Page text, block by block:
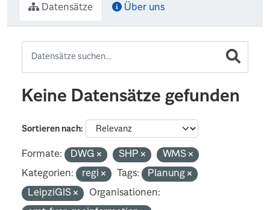
Datensätze Über uns
Keine Datensätze gefunden
Sortieren nach
Formate: DWG SHP
WMS
Kategorien:
regi Tags:
Planung
LeipziGIS
Organisationen: